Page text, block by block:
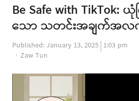
Be Safe with TikTok:
သော သတင်းအချက်အလက်
Published:January 13, 2025 1:03 pm
Author
Zaw Tun